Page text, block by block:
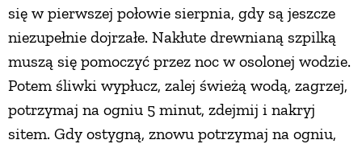
się w pierwszej połowie sierpnia, gdy są jeszcze
niezupełnie dojrzałe. Nakłute drewnianą szpilką
muszą się pomoczyć przez noc w osolonej wodzie.
Potem śliwki wypłucz, zalej świeżą wodą, zagrzej,
potrzymaj na ogniu 5 minut, zdejmij i nakryj
sitem. Gdy ostygną, znowu potrzymaj na ogniu,